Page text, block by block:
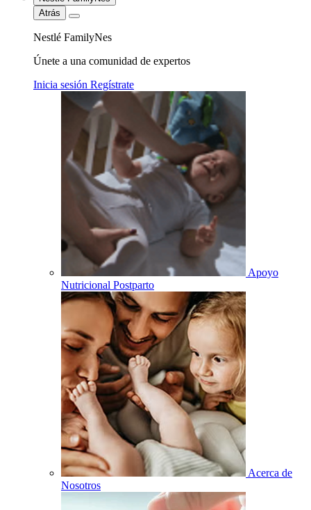
Atrás
Nestlé FamilyNes
Únete a una comunidad de expertos
Inicia sesión Regístrate
Apoyo
Nutricional Postparto
Acerca de
Nosotros